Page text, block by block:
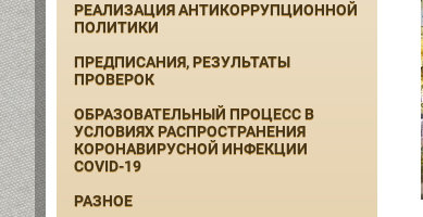
РЕАЛИЗАЦИЯ АНТИКОРРУПЦИОННОЙ
ПОЛИТИКИ
ПРЕДПИСАНИЯ, РЕЗУЛЬТАТЫ
ПРОВЕРОК
ОБРАЗОВАТЕЛЬНЫЙ ПРОЦЕСС В
УСЛОВИЯХ РАСПРОСТРАНЕНИЯ
КОРОНАВИРУСНОЙ ИНФЕКЦИИ
COVID-19
РАЗНОЕ